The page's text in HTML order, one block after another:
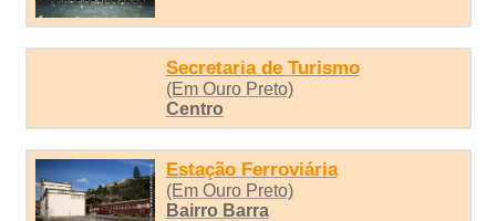
Secretaria de Turismo
(Em Ouro Preto)
Centro
Estação Ferroviária
(Em Ouro Preto)
Bairro Barra